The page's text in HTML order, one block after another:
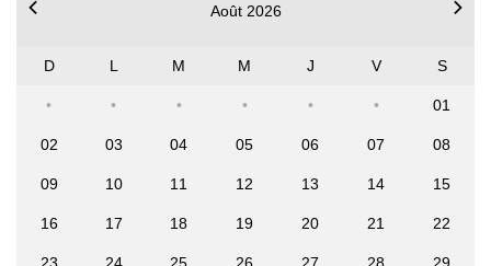
Août 2026
D L M M J V S
01
02 03 04 05 06 07 08
09 10 11 12 13 14 15
16 17 18 19 20 21 22
23 24 25 26 27 28 29